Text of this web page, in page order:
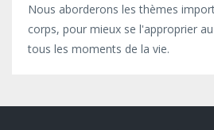
Nous aborderons les thèmes
corps, pour mieux se l'approprier
tous les moments de la vie.